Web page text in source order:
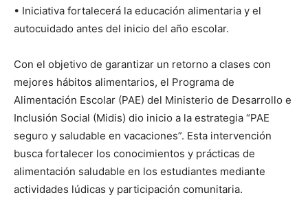
• Iniciativa fortalecerá la educación alimentaria y el
autocuidado antes del inicio del año escolar.
Con el objetivo de garantizar un retorno a clases con
mejores hábitos alimentarios, el Programa de
Alimentación Escolar (PAE) del Ministerio de Desarrollo e
Inclusión Social (Midis) dio inicio a la estrategia “PAE
seguro y saludable en vacaciones”. Esta intervención
busca fortalecer los conocimientos y prácticas de
alimentación saludable en los estudiantes mediante
actividades lúdicas y participación comunitaria.